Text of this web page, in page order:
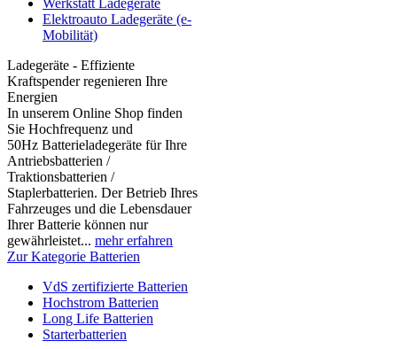
Werkstatt Ladegeräte
Elektroauto Ladegeräte (e-
Mobilität)
Ladegeräte - Effiziente
Kraftspender regenieren Ihre
Energien
In unserem Online Shop finden
Sie Hochfrequenz und
50Hz Batterieladegeräte für Ihre
Antriebsbatterien /
Traktionsbatterien /
Staplerbatterien. Der Betrieb Ihres
Fahrzeuges und die Lebensdauer
Ihrer Batterie können nur
gewährleistet... mehr erfahren
Zur Kategorie Batterien
VdS zertifizierte Batterien
Hochstrom Batterien
Long Life Batterien
Starterbatterien